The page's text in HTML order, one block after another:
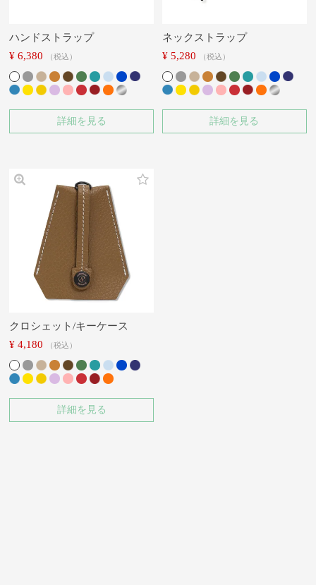
ハンドストラップ
¥ 6,380 税込
詳細を見る
ネックストラップ
¥ 5,280 税込
詳細を見る
クロシェット/キーケース
¥ 4,180 税込
詳細を見る